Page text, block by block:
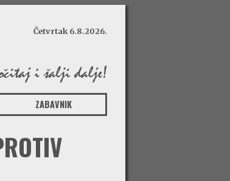
Četvrtak 6.8.2026.
ZABAVNIK